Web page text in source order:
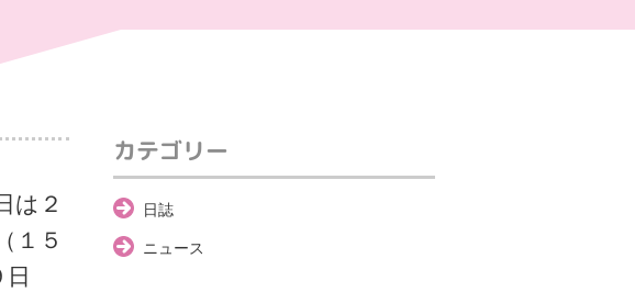
は２
１５
カテゴリー
日誌
ニュース